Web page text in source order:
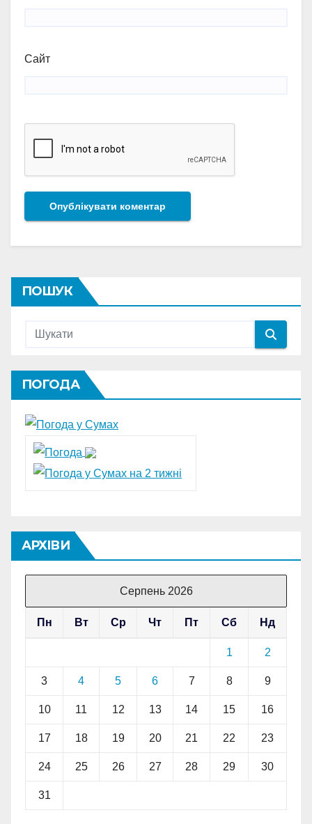
Сайт
ПОШУК
ПОГОДА
АРХІВИ
Серпень 2026
Пн Вт Ср Чт Пт Сб Нд
1 2
3 4 5 6 7 8 9
10 11 12 13 14 15 16
17 18 19 20 21 22 23
24 25 26 27 28 29 30
31